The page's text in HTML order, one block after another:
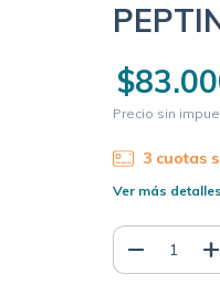
Precio sin
3 cuotas
Ver más detalles